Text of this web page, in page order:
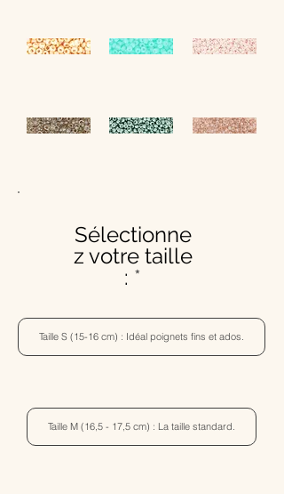
Sélectionne
z votre taille
:
Taille S (15-16 cm) : Idéal poignets fins et ados.
Taille M (16,5 - 17,5 cm) : La taille standard.